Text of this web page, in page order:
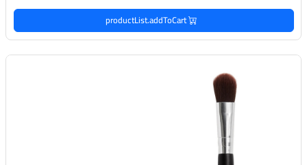
productList.addToCart